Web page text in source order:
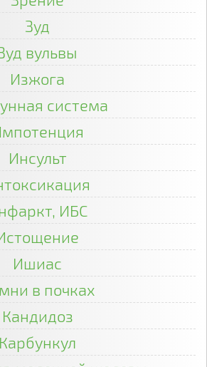
Зуд
вульвы
Изжога
система
Инсульт
ИБС
Ишиас
в почках
Кандидоз
Карбункул